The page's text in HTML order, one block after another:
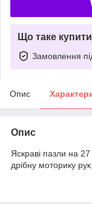
Що таке
Замовлення
Опис
Опис
Яскраві пазли на
дрібну моторику